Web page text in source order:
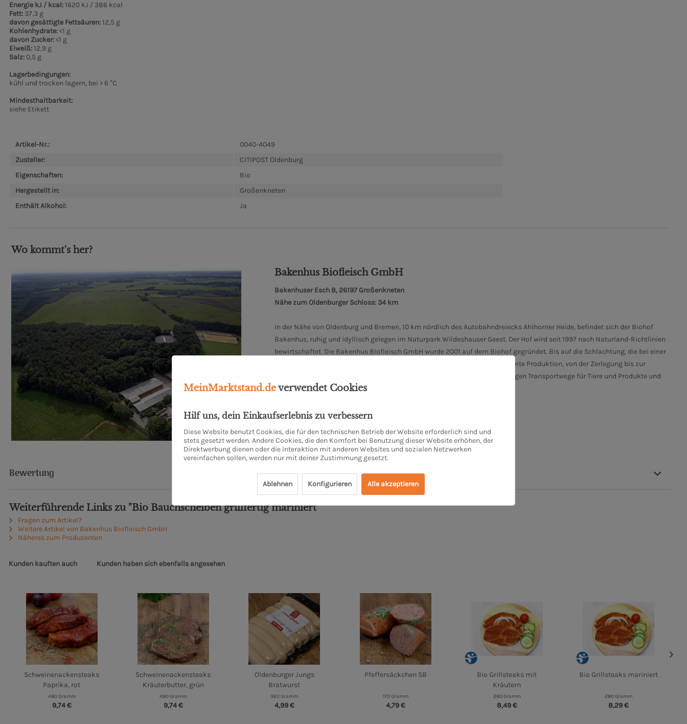
Energie kJ / kcal:1620 kJ / 386 kcal
Fett: 37,3 g
davon gesättigte Fettsäuren:12,5 g
Kohlenhydrate:<1 g
davon Zucker:<1 g
Eiweiß:12,9 g
Salz: 0,5 g
Lagerbedingungen:
kühl und trocken lagern, bei > 6 °C
Mindesthaltbarkeit:
siehe Etikett
Artikel-Nr.:
0040-4049
Zusteller:
CITIPOST Oldenburg
Eigenschaften:
Bio
Hergestellt in:
Großenkneten
Enthält Alkohol:
Ja
Wo kommt's her?
Bakenhus Biofleisch GmbH
Bakenhuser Esch 8, 26197 Großenkneten
Nähe zum Oldenburger Schloss: 34 km
In der Nähe von Oldenburg und Bremen, 10 km nördlich des Autobahndreiecks Ahlhorner Heide, befindet sich der Biohof
Bakenhus, ruhig und idyllisch gelegen im Naturpark Wildeshauser Geest. Der Hof wird seit 1997 nach Naturland-Richtlinien
bewirtschaftet. Die Bakenhus Biofleisch GmbH wurde 2001 auf dem Biohof gegründet. Bis auf die Schlachtung, die bei einer
kleinen Landschlachterei im Nachbarort durchgeführt wird, findet die gesamte Produktion, von der Zerlegung bis zur
Verpackung in eigenen Räumlichkeiten statt. Kurzum: Hier gibt es keine langen Transportwege für Tiere und Produkte und
keine chemischen oder synthetischen Zusatzstoffe.
Mehr zum Biohof Bakenhus
Bewertung
Weiterführende Links zu "Bio Bauchscheiben grillfertig mariniert"
Fragen zum Artikel?
Weitere Artikel von Bakenhus Biofleisch GmbH
Näheres zum Produzenten
Kunden kauften auch Kunden haben sich ebenfalls angesehen
Schweinenackensteaks
Paprika, rot
480 Gramm
9,74 €
Schweinenackensteaks
Kräuterbutter, grün
480 Gramm
9,74 €
Oldenburger Jungs
Bratwurst
360 Gramm
4,99 €
Pfeffersäckchen SB
170 Gramm
4,79 €
Bio Grillsteaks mit
Kräutern
280 Gramm
8,49 €
Bio Grillsteaks mariniert
280 Gramm
8,29 €
MeinMarktstand.deverwendet Cookies
Hilf uns, dein Einkaufserlebnis zu verbessern
Diese Website benutzt Cookies, die für den technischen Betrieb der Website erforderlich sind und
stets gesetzt werden. Andere Cookies, die den Komfort bei Benutzung dieser Website erhöhen, der
Direktwerbung dienen oder die Interaktion mit anderen Websites und sozialen Netzwerken
vereinfachen sollen, werden nur mit deiner Zustimmung gesetzt.
Ablehnen Konfigurieren Alle akzeptieren